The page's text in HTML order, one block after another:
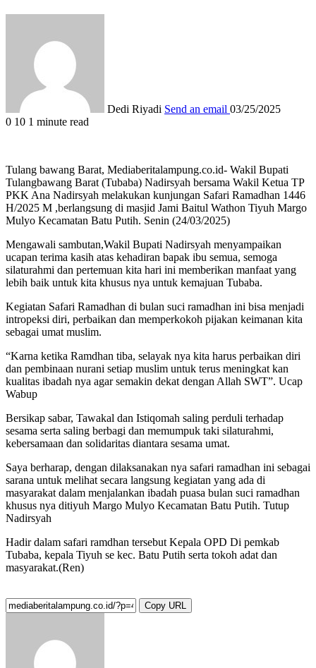
Dedi Riyadi Send an email 03/25/2025
0 10 1 minute read
Tulang bawang Barat, Mediaberitalampung.co.id- Wakil Bupati
Tulangbawang Barat (Tubaba) Nadirsyah bersama Wakil Ketua TP
PKK Ana Nadirsyah melakukan kunjungan Safari Ramadhan 1446
H/2025 M ,berlangsung di masjid Jami Baitul Wathon Tiyuh Margo
Mulyo Kecamatan Batu Putih. Senin (24/03/2025)
Mengawali sambutan,Wakil Bupati Nadirsyah menyampaikan
ucapan terima kasih atas kehadiran bapak ibu semua, semoga
silaturahmi dan pertemuan kita hari ini memberikan manfaat yang
lebih baik untuk kita khusus nya untuk kemajuan Tubaba.
Kegiatan Safari Ramadhan di bulan suci ramadhan ini bisa menjadi
intropeksi diri, perbaikan dan memperkokoh pijakan keimanan kita
sebagai umat muslim.
“Karna ketika Ramdhan tiba, selayak nya kita harus perbaikan diri
dan pembinaan nurani setiap muslim untuk terus meningkat kan
kualitas ibadah nya agar semakin dekat dengan Allah SWT”. Ucap
Wabup
Bersikap sabar, Tawakal dan Istiqomah saling perduli terhadap
sesama serta saling berbagi dan memumpuk taki silaturahmi,
kebersamaan dan solidaritas diantara sesama umat.
Saya berharap, dengan dilaksanakan nya safari ramadhan ini sebagai
sarana untuk melihat secara langsung kegiatan yang ada di
masyarakat dalam menjalankan ibadah puasa bulan suci ramadhan
khusus nya ditiyuh Margo Mulyo Kecamatan Batu Putih. Tutup
Nadirsyah
Hadir dalam safari ramdhan tersebut Kepala OPD Di pemkab
Tubaba, kepala Tiyuh se kec. Batu Putih serta tokoh adat dan
masyarakat.(Ren)
Copy URL